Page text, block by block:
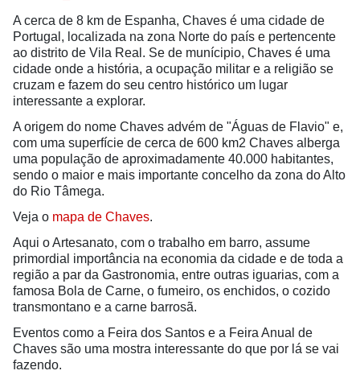
A cerca de 8 km de Espanha, Chaves é uma cidade de
Portugal, localizada na zona Norte do país e pertencente
ao distrito de Vila Real. Se de munícipio, Chaves é uma
cidade onde a história, a ocupação militar e a religião se
cruzam e fazem do seu centro histórico um lugar
interessante a explorar.
A origem do nome Chaves advém de "Águas de Flavio" e,
com uma superfície de cerca de 600 km2 Chaves alberga
uma população de aproximadamente 40.000 habitantes,
sendo o maior e mais importante concelho da zona do Alto
do Rio Tâmega.
Veja o mapa de Chaves.
Aqui o Artesanato, com o trabalho em barro, assume
primordial importância na economia da cidade e de toda a
região a par da Gastronomia, entre outras iguarias, com a
famosa Bola de Carne, o fumeiro, os enchidos, o cozido
transmontano e a carne barrosã.
Eventos como a Feira dos Santos e a Feira Anual de
Chaves são uma mostra interessante do que por lá se vai
fazendo.